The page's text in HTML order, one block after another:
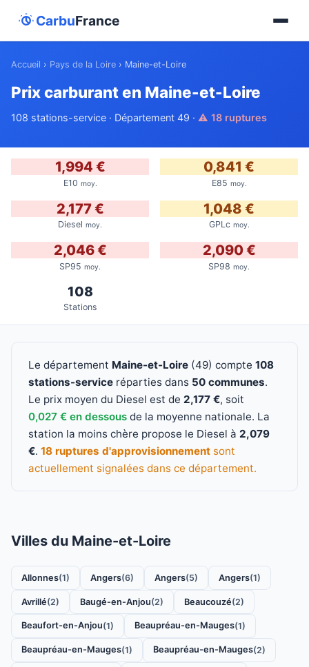
CarbuFrance
Accueil › Pays de la Loire › Maine-et-Loire
Prix carburant en Maine-et-Loire
108 stations-service · Département 49 · ⚠ 18 ruptures
1,994 €
E10 moy.
0,841 €
E85 moy.
2,177 €
Diesel moy.
1,048 €
GPLc moy.
2,046 €
SP95 moy.
2,090 €
SP98 moy.
108
Stations
Le département Maine-et-Loire (49) compte 108
stations-service réparties dans 50 communes.
Le prix moyen du Diesel est de 2,177 €, soit
0,027 € en dessous de la moyenne nationale. La
station la moins chère propose le Diesel à 2,079
€. 18 ruptures d'approvisionnement sont
actuellement signalées dans ce département.
Villes du Maine-et-Loire
Allonnes(1) Angers(6) Angers(5) Angers(1)
Avrillé(2) Baugé-en-Anjou(2) Beaucouzé(2)
Beaufort-en-Anjou(1) Beaupréau-en-Mauges(1)
Beaupréau-en-Mauges(1) Beaupréau-en-Mauges(2)